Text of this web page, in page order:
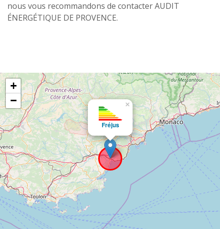
nous vous recommandons de contacter AUDIT
ÉNERGÉTIQUE DE PROVENCE.
Fréjus
×
+
−